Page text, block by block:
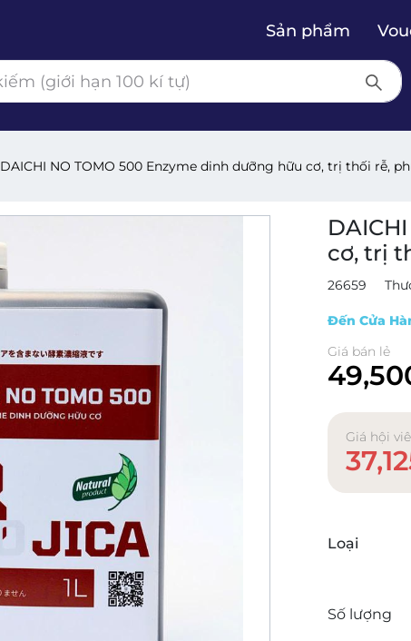
Sản phẩm
DAICHI NO TOMO 500 Enzyme dinh dưỡng hữu cơ, trị thối rễ,
cơ, trị
26659
Đến Cửa
Giá bán lẻ
Giá hội
Loại
Số lượng